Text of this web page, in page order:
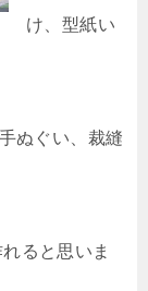
け、型紙い
ぬぐい、裁縫
ると思いま